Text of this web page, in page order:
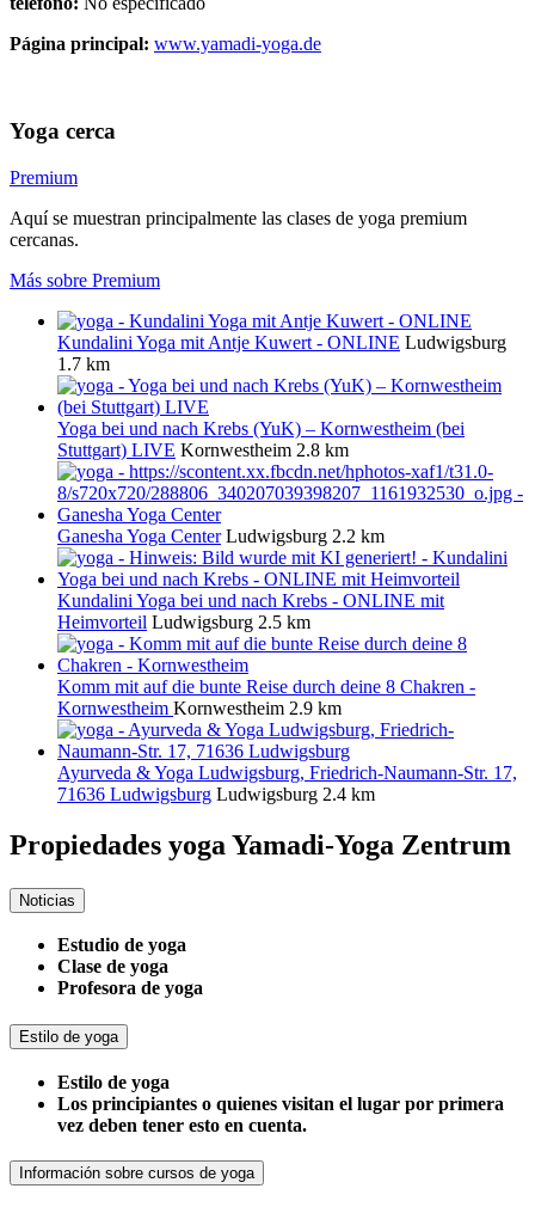
Página principal: www.yamadi-yoga.de
Yoga cerca
Premium
Aquí se muestran principalmente las clases de yoga premium
cercanas.
Más sobre Premium
Kundalini Yoga mit Antje Kuwert - ONLINE Ludwigsburg
1.7 km
Yoga bei und nach Krebs (YuK) – Kornwestheim (bei
Stuttgart) LIVE Kornwestheim 2.8 km
Ganesha Yoga Center Ludwigsburg 2.2 km
Kundalini Yoga bei und nach Krebs - ONLINE mit
Heimvorteil Ludwigsburg 2.5 km
Komm mit auf die bunte Reise durch deine 8 Chakren -
Kornwestheim Kornwestheim 2.9 km
Ayurveda & Yoga Ludwigsburg, Friedrich-Naumann-Str. 17,
71636 Ludwigsburg Ludwigsburg 2.4 km
Propiedades yoga Yamadi-Yoga Zentrum
Noticias
Estudio de yoga
Clase de yoga
Profesora de yoga
Estilo de yoga
Estilo de yoga
Los principiantes o quienes visitan el lugar por primera
vez deben tener esto en cuenta.
Información sobre cursos de yoga